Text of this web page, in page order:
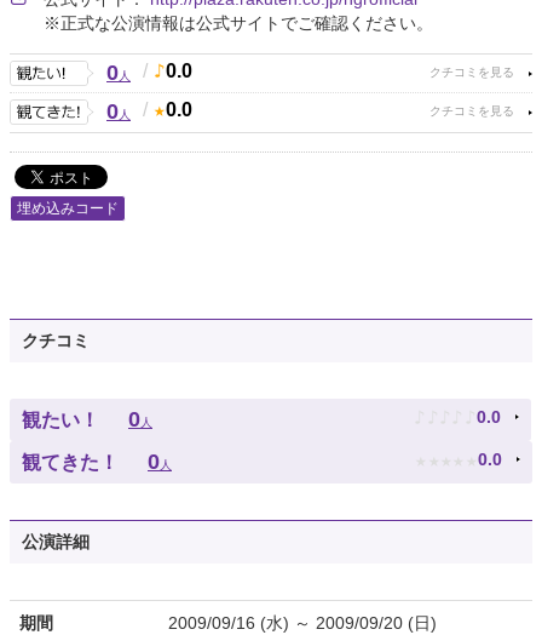
※正式な公演情報は公式サイトでご確認ください。
0人 / 0.0
0人 / 0.0
埋め込みコード
クチコミ
観たい！ 0人 ♪ ♪ ♪ ♪ ♪ 0.0
観てきた！ 0人 ★ ★ ★ ★ ★ 0.0
公演詳細
期間 2009/09/16 (水) ～ 2009/09/20 (日)